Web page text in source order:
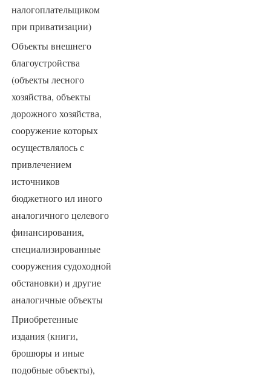
налогоплательщиком
при приватизации)
Объекты внешнего
благоустройства
(объекты лесного
хозяйства, объекты
дорожного хозяйства,
сооружение которых
осуществлялось с
привлечением
источников
бюджетного ил иного
аналогичного целевого
финансирования,
специализированные
сооружения судоходной
обстановки) и другие
аналогичные объекты
Приобретенные
издания (книги,
брошюры и иные
подобные объекты),